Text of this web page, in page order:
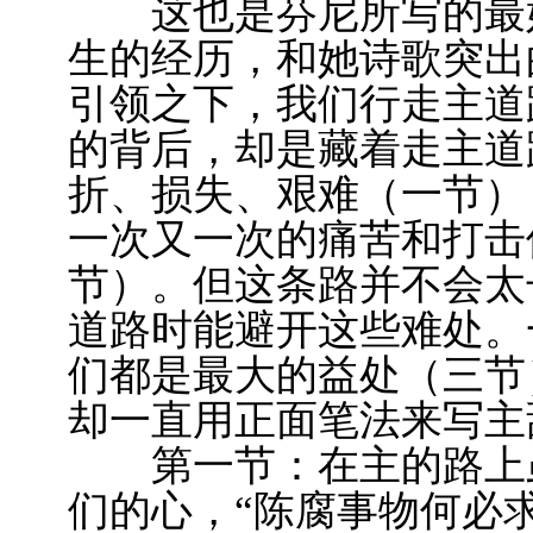
这也是芬尼所写的最
生的经历，和她诗歌突
引领之下，我们行走主
的背后，却是藏着走主
折、损失、艰难（一节
一次又一次的痛苦和打
节）。但这条路并不会
道路时能避开这些难处
们都是最大的益处（三
却一直用正面笔法来写
第一节：在主的路上
们的心，“陈腐事物何必